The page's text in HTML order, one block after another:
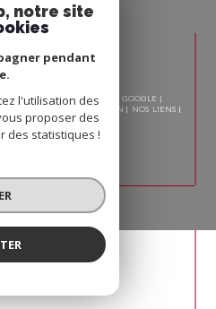
TRADUCTION POWERED BY GOOGLE |
ADMIN
NOS LIENS
RGPD
COOKIES
notre site
pendant
l'utilisation des
proposer des
des statistiques !